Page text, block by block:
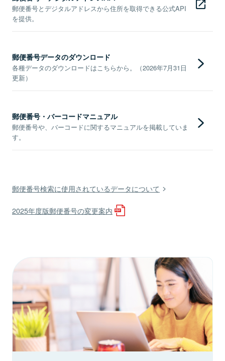
郵便番号とデジタルアドレスから住所を取得できる公式API
を提供。
郵便番号データのダウンロード
各種データのダウンロードはこちらから。（2026年7月31日
更新）
郵便番号・バーコードマニュアル
郵便番号や、バーコードに関するマニュアルを掲載していま
す。
郵便番号検索に使用されているデータについて
2025年度版郵便番号の変更案内